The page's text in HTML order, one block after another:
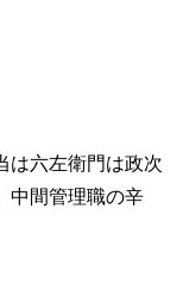
は六左衛門は政次
中間管理職の辛